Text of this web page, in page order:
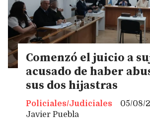
Comenzó el juicio a
acusado de haber
sus dos hijastras
Javier Puebla
Policiales/Judiciales 05/08/